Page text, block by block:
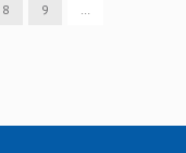
8 9 …